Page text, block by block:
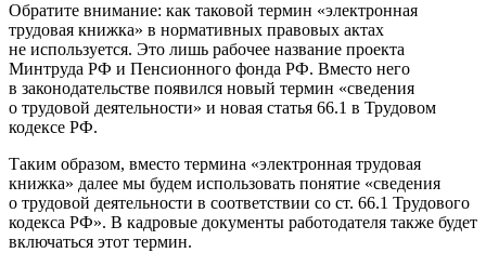
Обратите внимание: как таковой термин «электронная
трудовая книжка» в нормативных правовых актах
не используется. Это лишь рабочее название проекта
Минтруда РФ и Пенсионного фонда РФ. Вместо него
в законодательстве появился новый термин «сведения
о трудовой деятельности» и новая статья 66.1 в Трудовом
кодексе РФ.
Таким образом, вместо термина «электронная трудовая
книжка» далее мы будем использовать понятие «сведения
о трудовой деятельности в соответствии со ст. 66.1 Трудового
кодекса РФ». В кадровые документы работодателя также будет
включаться этот термин.